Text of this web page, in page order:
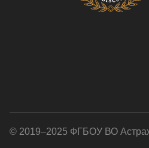
© 2019–2025 ФГБОУ ВО